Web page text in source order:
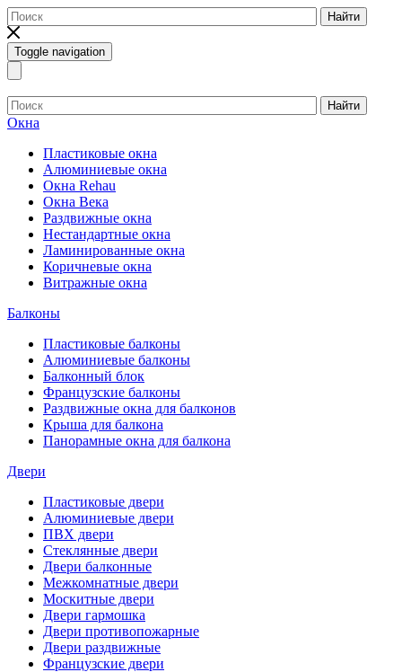
Найти
Toggle navigation
Найти
Окна
Пластиковые окна
Алюминиевые окна
Окна Rehau
Окна Века
Раздвижные окна
Нестандартные окна
Ламинированные окна
Коричневые окна
Витражные окна
Балконы
Пластиковые балконы
Алюминиевые балконы
Балконный блок
Французские балконы
Раздвижные окна для балконов
Крыша для балкона
Панорамные окна для балкона
Двери
Пластиковые двери
Алюминиевые двери
ПВХ двери
Стеклянные двери
Двери балконные
Межкомнатные двери
Москитные двери
Двери гармошка
Двери противопожарные
Двери раздвижные
Французские двери